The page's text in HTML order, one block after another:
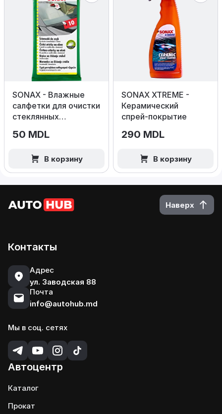
SONAX - Влажные
салфетки для очистки
стеклянных
50 MDL
В корзину
SONAX XTREME -
Керамический
спрей‑покрытие
290 MDL
В корзину
Наверх
Контакты
Адрес
ул. Заводская 88
Почта
info@autohub.md
Мы в соц. сетях
Автоцентр
Каталог
Прокат